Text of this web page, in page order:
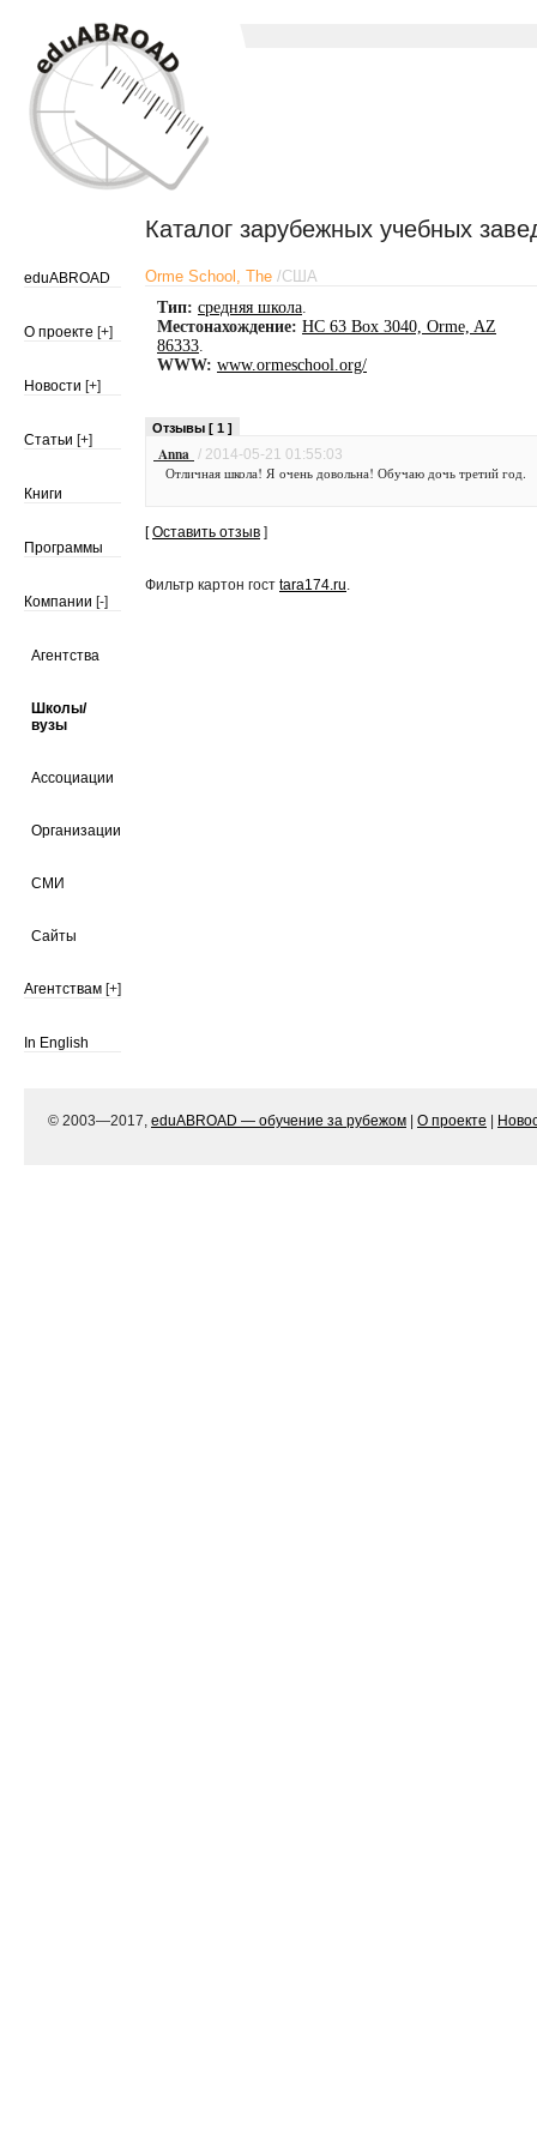
Каталог зарубежных учебных
eduABROAD
О проекте [+]
Новости [+]
Статьи [+]
Книги
Программы
Компании [-]
Агентства
Школы/
вузы
Ассоциации
Организации
СМИ
Сайты
Агентствам [+]
In English
Orme School, The /США
Тип: средняя школа.
Местонахождение: HC 63 Box 3040, Orme, AZ
86333.
WWW: www.ormeschool.org/
Отзывы [ 1 ]
Anna / 2014-05-21 01:55:03
Отличная школа! Я очень довольна! Обучаю дочь третий год.
[Оставить отзыв ]
Фильтр картон гост tara174.ru.
© 2003—2017, eduABROAD — обучение за рубежом О проекте